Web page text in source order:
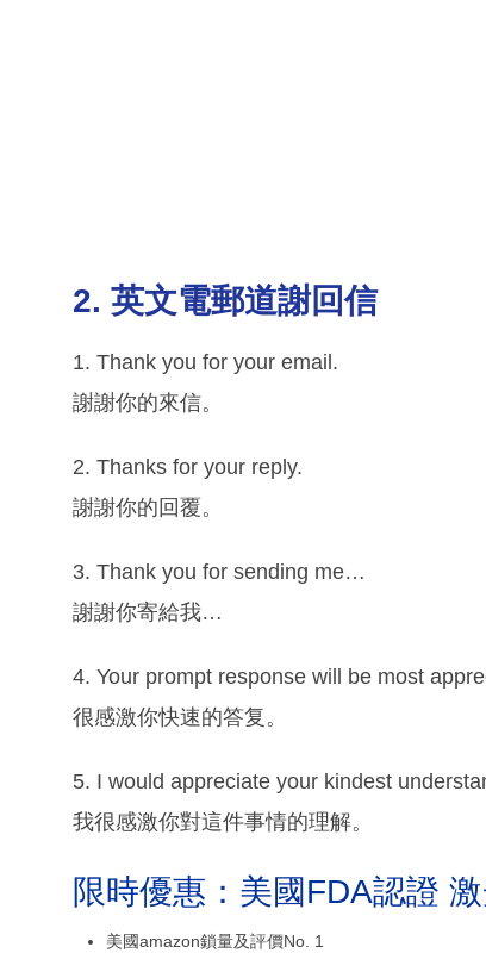
2. 英文電郵道謝回信
1. Thank you for your email.
謝謝你的來信。
2. Thanks for your reply.
謝謝你的回覆。
3. Thank you for sending me…
謝謝你寄給我…
4. Your prompt response will be most
很感激你快速的答复。
5. I would appreciate your kindest
我很感激你對這件事情的理解。
限時優惠：美國FDA認證
美國amazon鎖量及評價No. 1